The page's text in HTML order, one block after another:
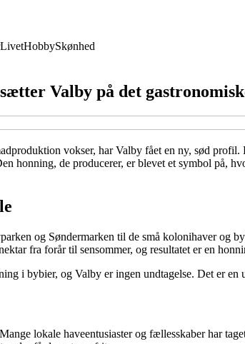
LivetHobbySkønhed
Valby på det
vokser, har Valby fået en ny, sød
honning, de producerer, er blevet et symbol på,
og Søndermarken til de små kolonihaver og
fra forår til sensommer, og resultatet er en
i bybier, og Valby er ingen undtagelse. Det er
lokale haveentusiaster og fællesskaber har